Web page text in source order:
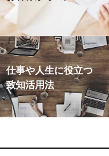
仕事や人生に役立つ
致知活用法